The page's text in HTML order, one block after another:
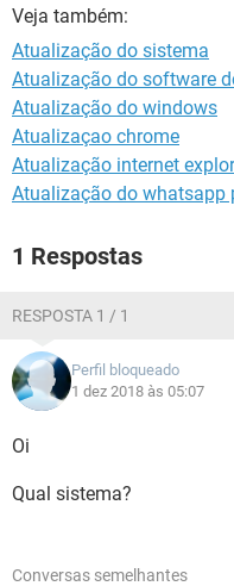
GUIA DE COMPRAS
Veja também:
Atualização do sistema
Atualização do software
Atualização do windows
Atualizaçao chrome
Atualização internet
Atualização do whatsapp
1 Respostas
RESPOSTA 1 / 1
Perfil bloqueado
1 dez 2018 às 05:07
Oi
Qual sistema?
Conversas semelhantes